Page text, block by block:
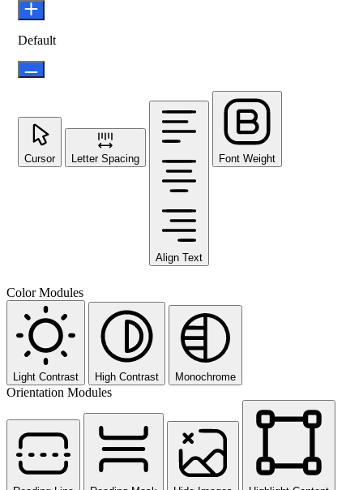
Default
Cursor Letter Spacing
Align Text
Font Weight
Color Modules
Light Contrast High Contrast Monochrome
Orientation Modules